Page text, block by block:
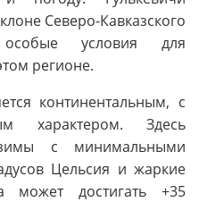
Северо-Кавказского
условия для
регионе.
континентальным, с
характером. Здесь
с минимальными
Цельсия и жаркие
может достигать +35